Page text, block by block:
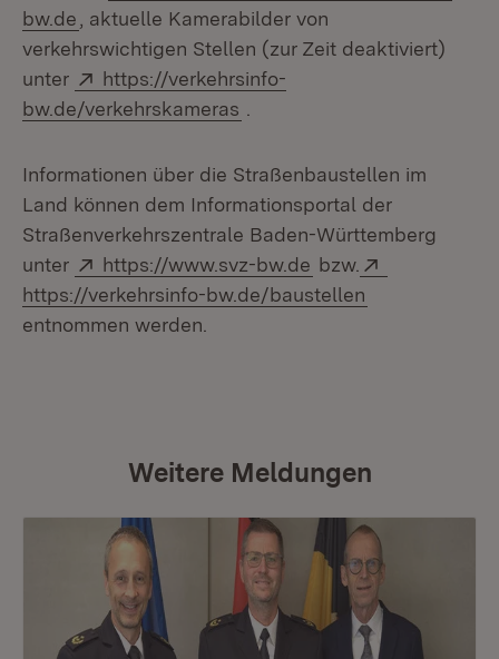
bw.de (Öffnet in neuem Fenster)
, aktuelle Kamerabilder von
verkehrswichtigen Stellen (zur Zeit deaktiviert)
unter
Extern:
https://verkehrsinfo-
bw.de/verkehrskameras
Informationen über die Straßenbaustellen im
Land können dem Informationsportal der
Straßenverkehrszentrale Baden-Württemberg
unter
Extern:
https://www.svz-bw.de (Öffnet in neuem
bzw.
https://verkehrsinfo-bw.de/baustellen
entnommen werden.
Weitere Meldungen